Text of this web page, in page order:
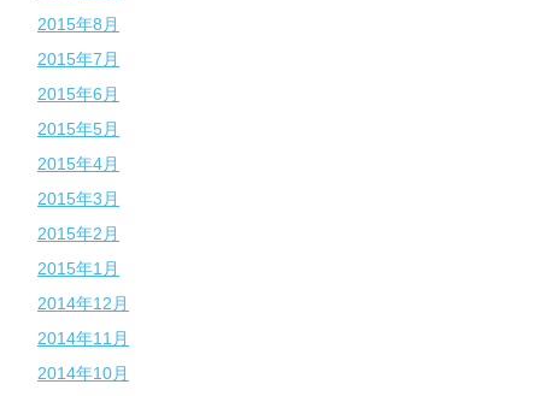
2015年8月
2015年7月
2015年6月
2015年5月
2015年4月
2015年3月
2015年2月
2015年1月
2014年12月
2014年11月
2014年10月